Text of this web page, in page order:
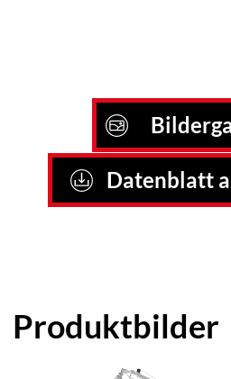
Datenblatt
Produktbilder